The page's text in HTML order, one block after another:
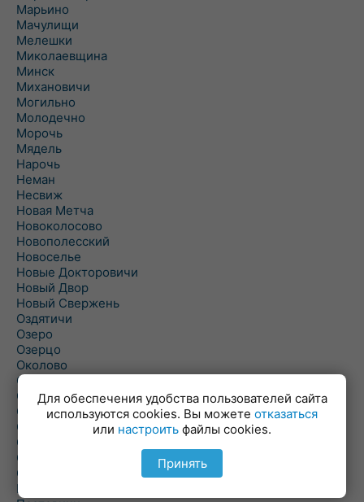
Марьино
Мачулищи
Мелешки
Миколаевщина
Минск
Михановичи
Могильно
Молодечно
Морочь
Мядель
Нарочь
Неман
Несвиж
Новая Метча
Новоколосово
Новополесский
Новоселье
Новые Докторовичи
Новый Двор
Новый Свержень
Оздятичи
Озеро
Озерцо
Околово
Октябрь
Октябрьский
Олехновичи
Омговичи
Оношки
Осовец
Острошицкий Городок
Пасека
Для обеспечения удобства пользователей сайта
используются cookies. Вы можете отказаться
или настроить файлы cookies.
Принять